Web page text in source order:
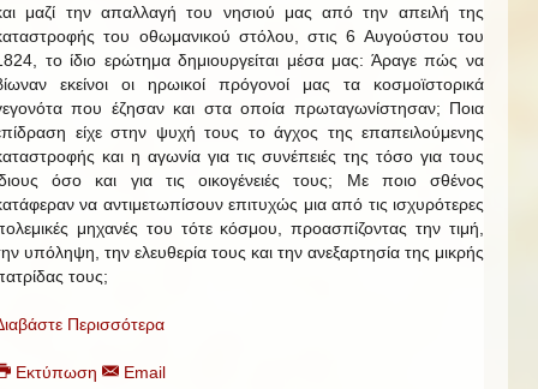
μαζί την απαλλαγή του νησιού μας από την απειλή της
του οθωμανικού στόλου, στις 6 Αυγούστου του
το ίδιο ερώτημα δημιουργείται μέσα μας: Άραγε πώς να
εκείνοι οι ηρωικοί πρόγονοί μας τα κοσμοϊστορικά
που έζησαν και στα οποία πρωταγωνίστησαν; Ποια
είχε στην ψυχή τους το άγχος της επαπειλούμενης
και η αγωνία για τις συνέπειές της τόσο για τους
όσο και για τις οικογένειές τους; Με ποιο σθένος
να αντιμετωπίσουν επιτυχώς μια από τις ισχυρότερες
μηχανές του τότε κόσμου, προασπίζοντας την τιμή,
υπόληψη, την ελευθερία τους και την ανεξαρτησία της μικρής
τους;
Περισσότερα
Εκτύπωση Email